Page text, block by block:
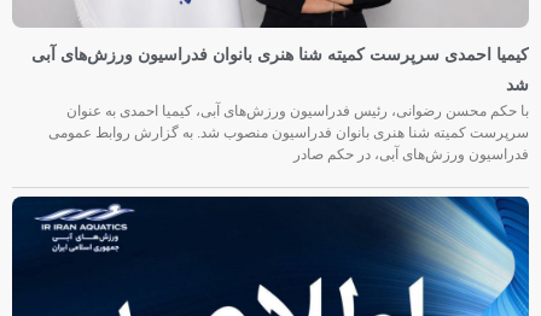
کیمیا احمدی سرپرست کمیته شنا هنری بانوان فدراسیون ورزش‌های آبی
شد
با حکم محسن رضوانی، رئیس فدراسیون ورزش‌های آبی، کیمیا احمدی به عنوان
سرپرست کمیته شنا هنری بانوان فدراسیون منصوب شد. به گزارش روابط عمومی
فدراسیون ورزش‌های آبی، در حکم صادر